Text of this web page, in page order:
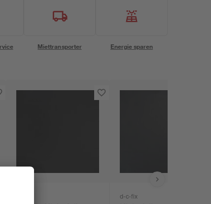
Miettransporter Energie sparen
d-c-fix